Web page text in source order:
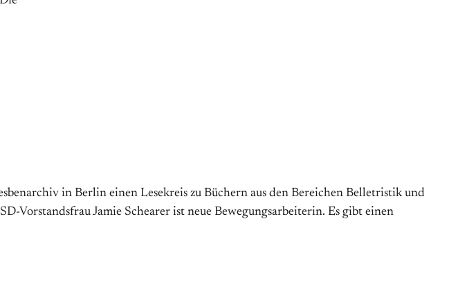
in Berlin einen Lesekreis zu Büchern aus den Bereichen Belletristik und
Vorstandsfrau Jamie Schearer ist neue Bewegungsarbeiterin. Es gibt einen